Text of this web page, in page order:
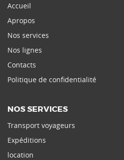
Accueil
Apropos
Nos services
Nos lignes
Contacts
Politique de confidentialité
NOS SERVICES
Transport voyageurs
Expéditions
location